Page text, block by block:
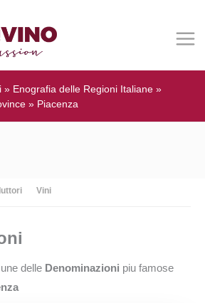
» Enografia delle Regioni Italiane »
» Piacenza
Vini
delle Denominazioni piu famose